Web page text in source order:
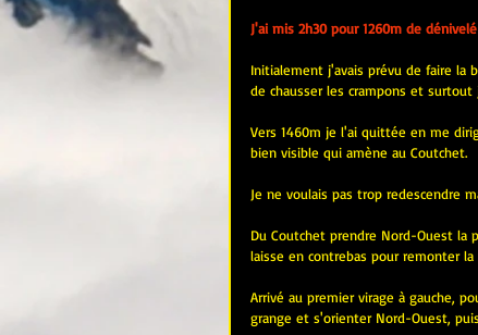
J'ai mis 2h30 pour 1260m de
Initialement j'avais prévu de faire la
de chausser les crampons et
Vers 1460m je l'ai quittée en me
bien visible qui amène au Coutchet.
Je ne voulais pas trop redescendre
Du Coutchet prendre Nord-Ouest la
laisse en contrebas pour remonter
Arrivé au premier virage à gauche,
grange et s'orienter Nord-Ouest,